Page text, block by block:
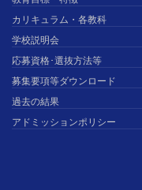
カリキュラム・各教科
学校説明会
応募資格･選抜方法等
募集要項等ダウンロード
過去の結果
アドミッションポリシー